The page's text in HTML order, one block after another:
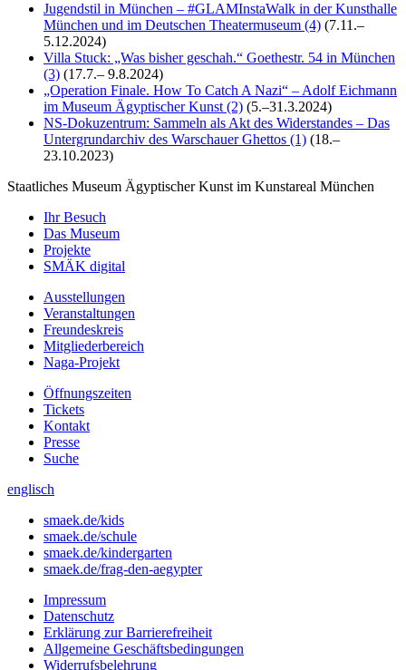
Jugendstil in München – #GLAMInstaWalk in der Kunsthalle
München und im Deutschen Theatermuseum (4) (7.11.–
5.12.2024)
Villa Stuck: „Was bisher geschah.“ Goethestr. 54 in München
(3) (17.7.– 9.8.2024)
„Operation Finale. How To Catch A Nazi“ – Adolf Eichmann
im Museum Ägyptischer Kunst (2) (5.–31.3.2024)
NS-Dokuzentrum: Sammeln als Akt des Widerstandes – Das
Untergrundarchiv des Warschauer Ghettos (1) (18.–
23.10.2023)
Staatliches Museum Ägyptischer Kunst im Kunstareal München
Ihr Besuch
Das Museum
Projekte
SMÄK digital
Ausstellungen
Veranstaltungen
Freundeskreis
Mitgliederbereich
Naga-Projekt
Öffnungszeiten
Tickets
Kontakt
Presse
Suche
englisch
smaek.de/kids
smaek.de/schule
smaek.de/kindergarten
smaek.de/frag-den-aegypter
Impressum
Datenschutz
Erklärung zur Barrierefreiheit
Allgemeine Geschäftsbedingungen
Widerrufsbelehrung